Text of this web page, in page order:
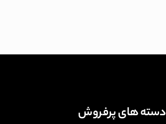
دسته های پرفروش